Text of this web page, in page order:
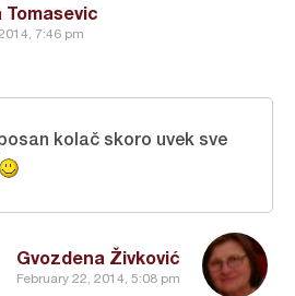
7:46 pm
Gvozdena Živković
February 22, 2014, 5:08 pm
kolač skoro uvek sve